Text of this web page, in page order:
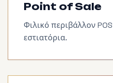
Point of Sale
Φιλικό περιβάλλον
εστιατόρια.